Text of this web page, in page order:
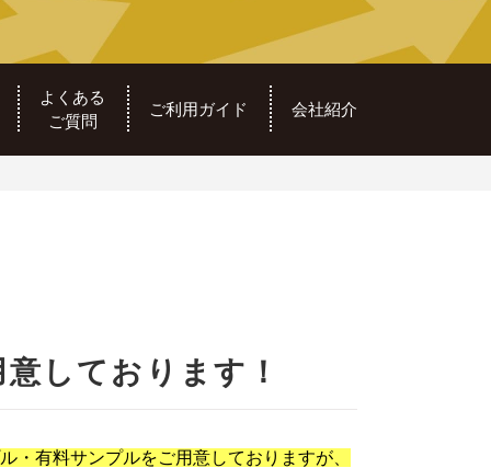
よくある
ご質問
ご利用ガイド 会社紹介
しております！
・有料サンプルをご用意しておりますが、